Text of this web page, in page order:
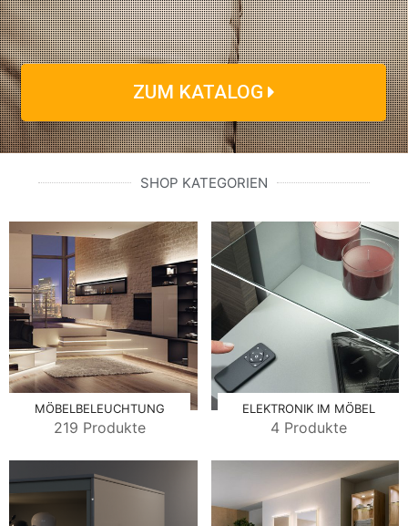
ZUM KATALOG
SHOP KATEGORIEN
MÖBELBELEUCHTUNG
219 Produkte
ELEKTRONIK IM MÖBEL
4 Produkte